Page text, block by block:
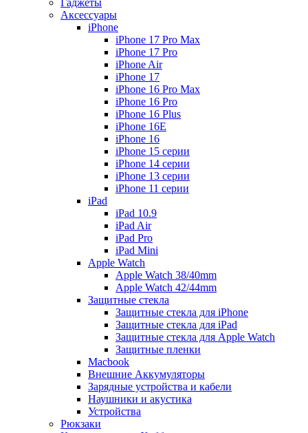
Гаджеты
Аксессуары
iPhone
iPhone 17 Pro Max
iPhone 17 Pro
iPhone Air
iPhone 17
iPhone 16 Pro Max
iPhone 16 Pro
iPhone 16 Plus
iPhone 16E
iPhone 16
iPhone 15 серии
iPhone 14 серии
iPhone 13 серии
iPhone 11 серии
iPad
iPad 10.9
iPad Air
iPad Pro
iPad Mini
Apple Watch
Apple Watch 38/40mm
Apple Watch 42/44mm
Защитные стекла
Защитные стекла для iPhone
Защитные стекла для iPad
Защитные стекла для Apple Watch
Защитные пленки
Macbook
Внешние Аккумуляторы
Зарядные устройства и кабели
Наушники и акустика
Устройства
Рюкзаки